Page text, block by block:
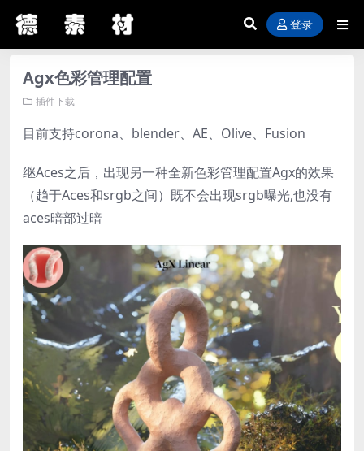
登录
Agx色彩管理配置
插件下载
目前支持corona、blender、AE、Olive、Fusion
继Aces之后，出现另一种全新色彩管理配置Agx的效果
（趋于Aces和srgb之间）既不会出现srgb曝光,也没有
aces暗部过暗